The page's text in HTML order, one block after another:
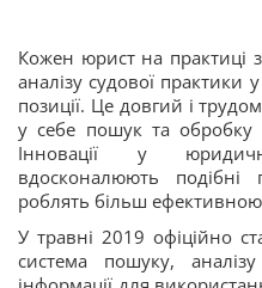
Кожен юрист на практиці
аналізу судової практики
позиції. Це довгий і
у себе пошук та обробку
Інновації у
вдосконалюють
роблять більш
У травні 2019 офіційно
система пошуку, аналізу